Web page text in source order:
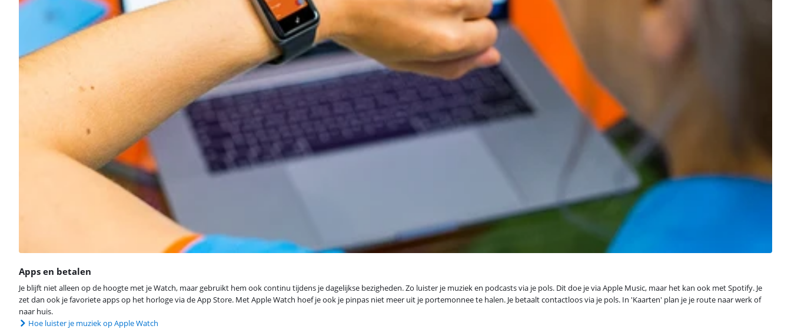
Apps en betalen
Je blijft niet alleen op de hoogte met je Watch, maar gebruikt hem ook continu tijdens je dagelijkse bezigheden. Zo luister je muziek en podcasts via je pols. Dit doe je via Apple Music, maar het kan ook met Spotify. Je
zet dan ook je favoriete apps op het horloge via de App Store. Met Apple Watch hoef je ook je pinpas niet meer uit je portemonnee te halen. Je betaalt contactloos via je pols. In 'Kaarten' plan je je route naar werk of
naar huis.
Hoe luister je muziek op Apple Watch